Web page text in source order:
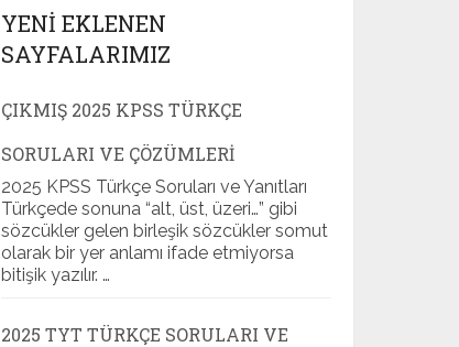
YENI EKLENEN
SAYFALARIMIZ
ÇIKMIŞ 2025 KPSS TÜRKÇE
SORULARI VE ÇÖZÜMLERI
2025 KPSS Türkçe Soruları ve Yanıtları
Türkçede sonuna “alt, üst, üzeri…” gibi
sözcükler gelen birleşik sözcükler somut
olarak bir yer anlamı ifade etmiyorsa
bitişik yazılır. …
2025 TYT TÜRKÇE SORULARI VE